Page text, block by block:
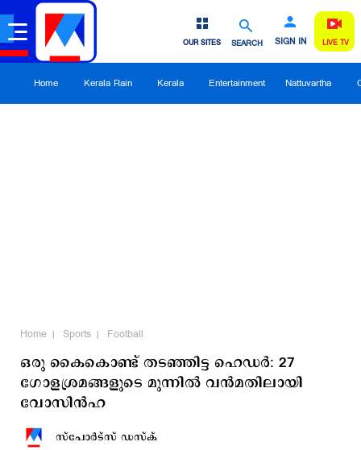
SEARCH SIGN IN
OUR SITES LIVE TV
Home Kerala Rain Kerala Entertainment Nattuvartha
Home Sports Football
ഒരു കൈകൊണ്ട് തടഞ്ഞിട്ട ഹെഡർ: 27
ഗോളശ്രമങ്ങളുടെ മുന്നില്‍ വന്‍മതിലായി
വോസിൻഹ
സ്പോര്‍ട്സ് ഡസ്ക്